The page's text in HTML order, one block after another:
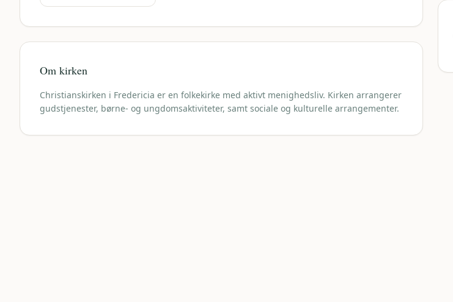
Om kirken
Christianskirken i Fredericia er en folkekirke med aktivt menighedsliv. Kirken arrangerer
gudstjenester, børne- og ungdomsaktiviteter, samt sociale og kulturelle arrangementer.